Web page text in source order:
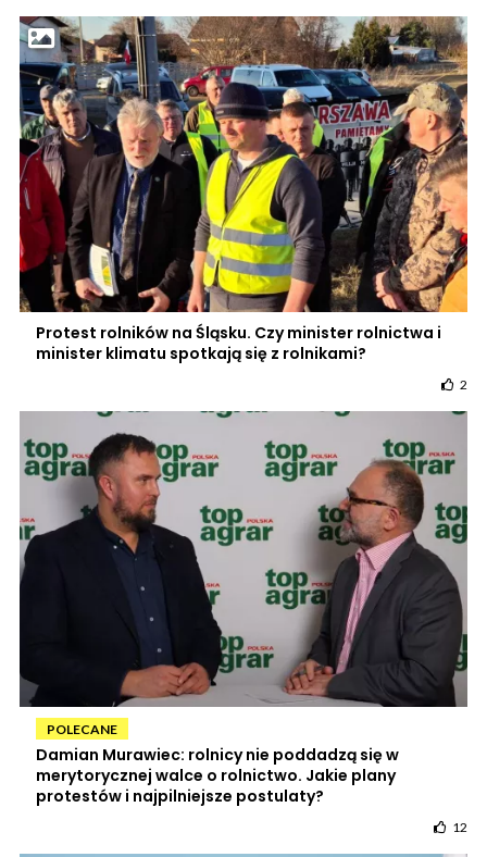
Protest rolników na Śląsku. Czy minister rolnictwa i
minister klimatu spotkają się z rolnikami?
2
POLECANE
Damian Murawiec: rolnicy nie poddadzą się w
merytorycznej walce o rolnictwo. Jakie plany
protestów i najpilniejsze postulaty?
12